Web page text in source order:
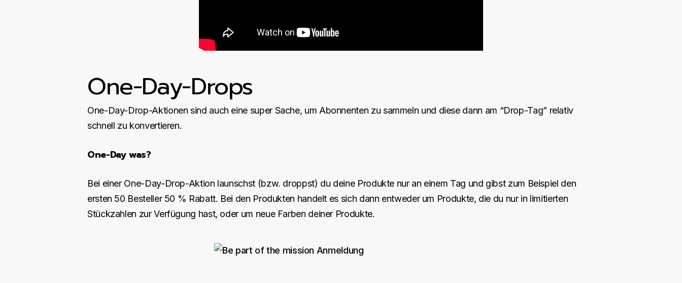
One-Day-Drops
One-Day-Drop-Aktionen sind auch eine super Sache, um Abonnenten zu sammeln und diese dann am “Drop-Tag” relativ
schnell zu konvertieren.
One-Day was?
Bei einer One-Day-Drop-Aktion launschst (bzw. droppst) du deine Produkte nur an einem Tag und gibst zum Beispiel den
ersten 50 Besteller 50 % Rabatt. Bei den Produkten handelt es sich dann entweder um Produkte, die du nur in limitierten
Stückzahlen zur Verfügung hast, oder um neue Farben deiner Produkte.